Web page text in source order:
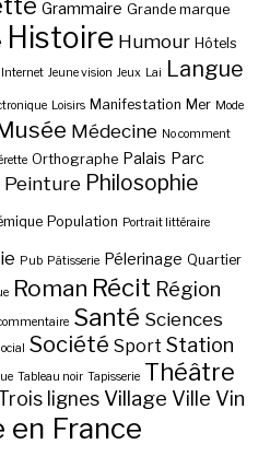
Grammaire Grande marque
Histoire Humour Hôtels
Internet Jeune vision Jeux Lai Langue
Loisirs Manifestation Mer Mode
Médecine No comment
Orthographe Palais Parc
Peinture Philosophie
Population Portrait littéraire
Pub Pâtisserie Pélerinage Quartier
Roman Récit Région
Santé Sciences
Société Sport Station
Tableau noir Tapisserie Théâtre
lignes Village Ville Vin
en France